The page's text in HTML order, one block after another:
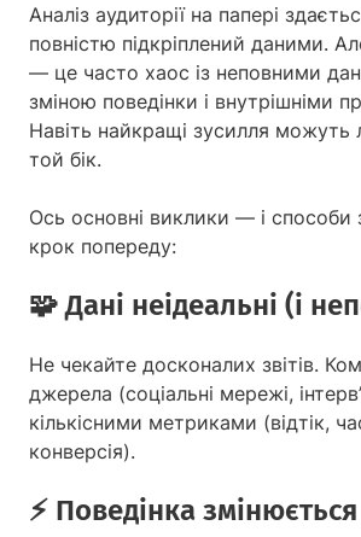
Аналіз аудиторії на папері
повністю підкріплений даними.
— це часто хаос із неповними
зміною поведінки і внутрішніми
Навіть найкращі зусилля можуть
той бік.
Ось основні виклики — і способи
крок попереду:
🧩 Дані неідеальні (і
Не чекайте досконалих звітів.
джерела (соціальні мережі,
кількісними метриками (відтік,
конверсія).
⚡ Поведінка